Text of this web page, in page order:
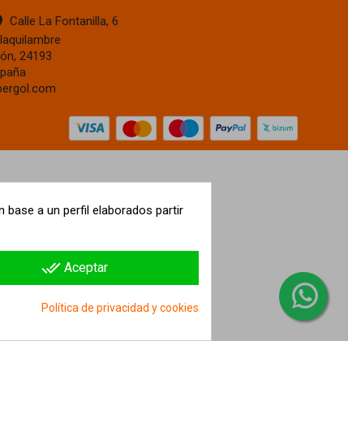
Calle La Fontanilla, 6
24193
base a un perfil elaborados partir
done_all Aceptar
Política de privacidad y cookies